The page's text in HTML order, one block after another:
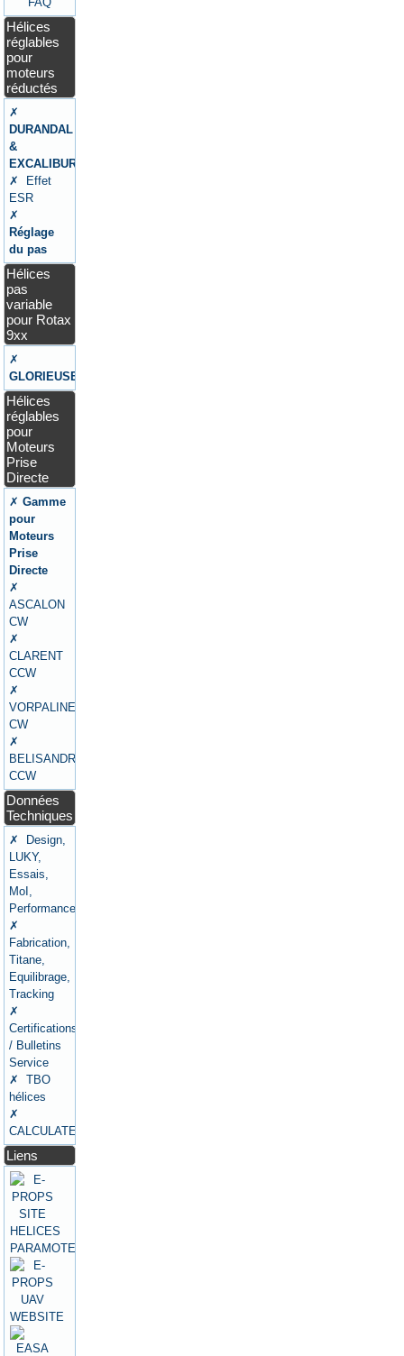
Hélices
réglables
pour
moteurs
réductés
✗
DURANDAL
&
EXCALIBUR
✗ Effet
ESR
✗
Réglage
du pas
Hélices
pas
variable
pour Rotax
9xx
✗
GLORIEUSE
Hélices
réglables
pour
Moteurs
Prise
Directe
✗Gamme
pour
Moteurs
Prise
Directe
✗
ASCALON
CW
✗
CLARENT
CCW
✗
VORPALINE
CW
✗
BELISANDRE
CCW
Données
Techniques
✗ Design,
LUKY,
Essais,
MoI,
Performances
✗
Fabrication,
Titane,
Equilibrage,
Tracking
✗
Certifications
/ Bulletins
Service
✗ TBO
hélices
✗
CALCULATEURS
Liens